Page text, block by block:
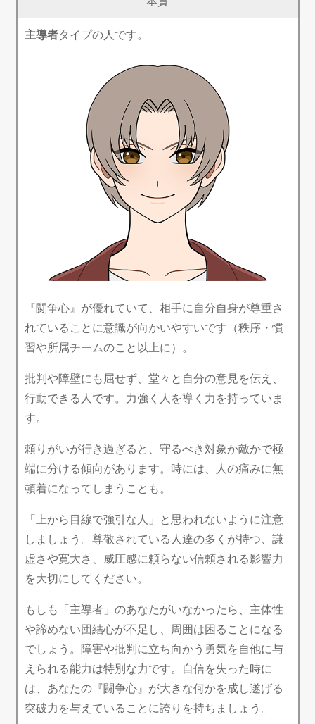
主導者タイプの人です。
『闘争心』が優れていて、相手に自分自身が尊重さ
れていることに意識が向かいやすいです（秩序・慣
習や所属チームのこと以上に）。
批判や障壁にも屈せず、堂々と自分の意見を伝え、
行動できる人です。力強く人を導く力を持っていま
す。
頼りがいが行き過ぎると、守るべき対象か敵かで極
端に分ける傾向があります。時には、人の痛みに無
頓着になってしまうことも。
「上から目線で強引な人」と思われないように注意
しましょう。尊敬されている人達の多くが持つ、謙
虚さや寛大さ、威圧感に頼らない信頼される影響力
を大切にしてください。
もしも「主導者」のあなたがいなかったら、主体性
や諦めない団結心が不足し、周囲は困ることになる
でしょう。障害や批判に立ち向かう勇気を自他に与
えられる能力は特別な力です。自信を失った時に
は、あなたの『闘争心』が大きな何かを成し遂げる
突破力を与えていることに誇りを持ちましょう。